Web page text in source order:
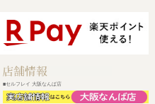
■セルフレイ 大阪なんば店